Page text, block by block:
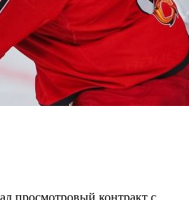
просмотровый контракт с